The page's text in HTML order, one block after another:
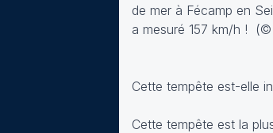
de mer à Fécamp en
a mesuré 157 km/h ! (©
Cette tempête est-elle
Cette tempête est la